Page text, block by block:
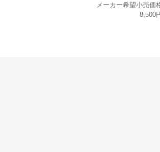
メーカー希望小売価
8,500